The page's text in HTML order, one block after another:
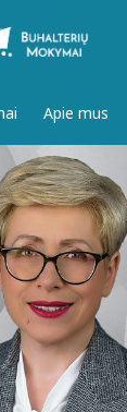
Apie mus